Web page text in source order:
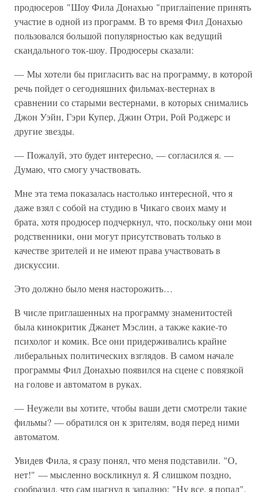
продюсеров "Шоу Фила Донахью "приглaiпение принять
участие в одной из программ. В то время Фил Донахью
пользовался большой популярностью как ведущий
скандального ток-шоу. Продюсеры сказали:
— Мы хотели бы пригласить вас на программу, в которой
речь пойдет о сегодняшних фильмах-вестернах в
сравнении со старыми вестернами, в которых снимались
Джон Уэйн, Гэри Купер, Джин Отри, Рой Роджерс и
другие звезды.
— Пожалуй, это будет интересно, — согласился я. —
Думаю, что смогу участвовать.
Мне эта тема показалась настолько интересной, что я
даже взял с собой на студию в Чикаго своих маму и
брата, хотя продюсер подчеркнул, что, поскольку они мои
родственники, они могут присутствовать только в
качестве зрителей и не имеют права участвовать в
дискуссии.
Это должно было меня насторожить…
В числе приглашенных на программу знаменитостей
была кинокритик Джанет Мэслин, а также какие-то
психолог и комик. Все они придерживались крайне
либеральных политических взглядов. В самом начале
программы Фил Донахью появился на сцене с повязкой
на голове и автоматом в руках.
— Неужели вы хотите, чтобы ваши дети смотрели такие
фильмы? — обратился он к зрителям, водя перед ними
автоматом.
Увидев Фила, я сразу понял, что меня подставили. "О,
нет!" — мысленно воскликнул я. Я слишком поздно,
сообразил, что сам шагнул в западню: "Ну все, я попал".